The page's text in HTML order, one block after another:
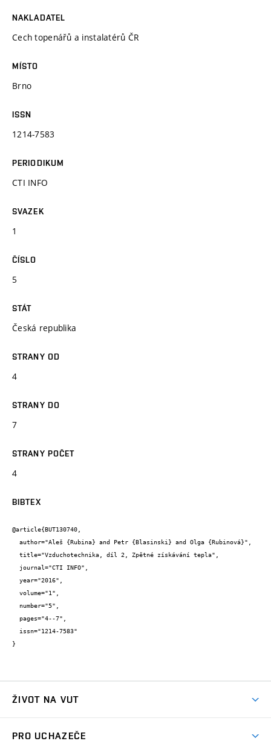
NAKLADATEL
Cech topenářů a instalatérů ČR
MÍSTO
Brno
ISSN
1214-7583
PERIODIKUM
CTI INFO
SVAZEK
1
ČÍSLO
5
STÁT
Česká republika
STRANY OD
4
STRANY DO
7
STRANY POČET
4
BIBTEX
@article{BUT130740,
}
ŽIVOT NA VUT
PRO UCHAZEČE